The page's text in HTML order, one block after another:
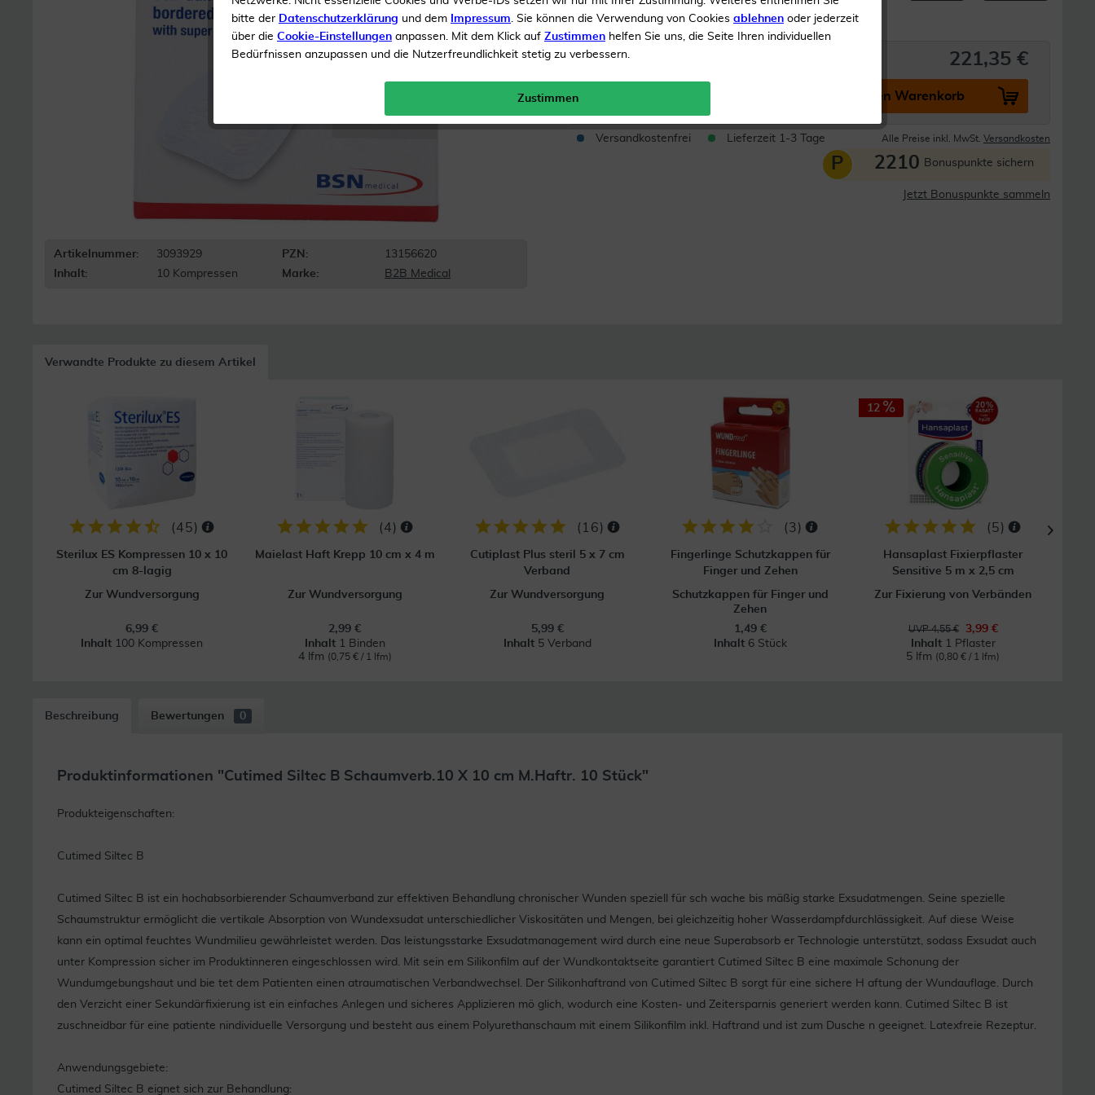
Zur Wundversorgung
Artikelnummer: 3093929 PZN:
13156620
Inhalt:
10 Kompressen Marke: B2B Medical
Inhalt 10 Kompressen 221,35 €
In den Warenkorb
Versandkostenfrei Lieferzeit 1-3 Tage Alle Preise inkl. MwSt. Versandkosten
P 2210 Bonuspunkte sichern
Jetzt Bonuspunkte sammeln
Verwandte Produkte zu diesem Artikel
(45)
Sterilux ES Kompressen 10 x 10
cm 8-lagig
Zur Wundversorgung
6,99 €
Inhalt 100 Kompressen
(4)
Maielast Haft Krepp 10 cm x 4 m
Zur Wundversorgung
2,99 €
Inhalt 1 Binden
4 lfm (0,75 € / 1 lfm)
( 16)
Cutiplast Plus steril 5 x 7 cm
Verband
Zur Wundversorgung
5,99 €
Inhalt 5 Verband
(3)
Fingerlinge Schutzkappen für
Finger und Zehen
Schutzkappen für Finger und
Zehen
1,49 €
Inhalt 6 Stück
12
(5)
Hansaplast Fixierpflaster
Sensitive 5 m x 2,5 cm
Zur Fixierung von Verbänden
UVP 4,55 €
3,99 €
Inhalt 1 Pflaster
5 lfm (0,80 € / 1 lfm)
Beschreibung Bewertungen 0
Produktinformationen "Cutimed Siltec B Schaumverb.10 X 10 cm M.Haftr. 10 Stück"
Produkteigenschaften:
Cutimed Siltec B
Cutimed Siltec B ist ein hochabsorbierender Schaumverband zur effektiven Behandlung chronischer Wunden speziell für sch wache bis mäßig starke Exsudatmengen. Seine spezielle
Schaumstruktur ermöglicht die vertikale Absorption von Wundexsudat unterschiedlicher Viskositäten und Mengen, bei gleichzeitig hoher Wasserdampfdurchlässigkeit. Auf diese Weise
kann ein optimal feuchtes Wundmilieu gewährleistet werden. Das leistungsstarke Exsudatmanagement wird durch eine neue Superabsorb er Technologie unterstützt, sodass Exsudat auch
unter Kompression sicher im Produktinneren eingeschlossen wird. Mit sein em Silikonfilm auf der Wundkontaktseite garantiert Cutimed Siltec B eine maximale Schonung der
Wundumgebungshaut und bie tet dem Patienten einen atraumatischen Verbandwechsel. Der Silikonhaftrand von Cutimed Siltec B sorgt für eine sichere H aftung der Wundauflage. Durch
den Verzicht einer Sekundärfixierung ist ein einfaches Anlegen und sicheres Applizieren mö glich, wodurch eine Kosten- und Zeitersparnis generiert werden kann. Cutimed Siltec B ist
zuschneidbar für eine patiente nindividuelle Versorgung und besteht aus einem Polyurethanschaum mit einem Silikonfilm inkl. Haftrand und ist zum Dusche n geeignet. Latexfreie Rezeptur.
Anwendungsgebiete:
Cutimed Siltec B eignet sich zur Behandlung:
bitte der Datenschutzerklärung und dem Impressum. Sie können die Verwendung von Cookies ablehnen oder jederzeit
über die Cookie-Einstellungen anpassen. Mit dem Klick auf Zustimmen helfen Sie uns, die Seite Ihren individuellen
Bedürfnissen anzupassen und die Nutzerfreundlichkeit stetig zu verbessern.
Zustimmen